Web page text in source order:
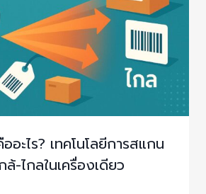
อะไร? เทคโนโลยีการสแกน
ล้-ไกลในเครื่องเดียว